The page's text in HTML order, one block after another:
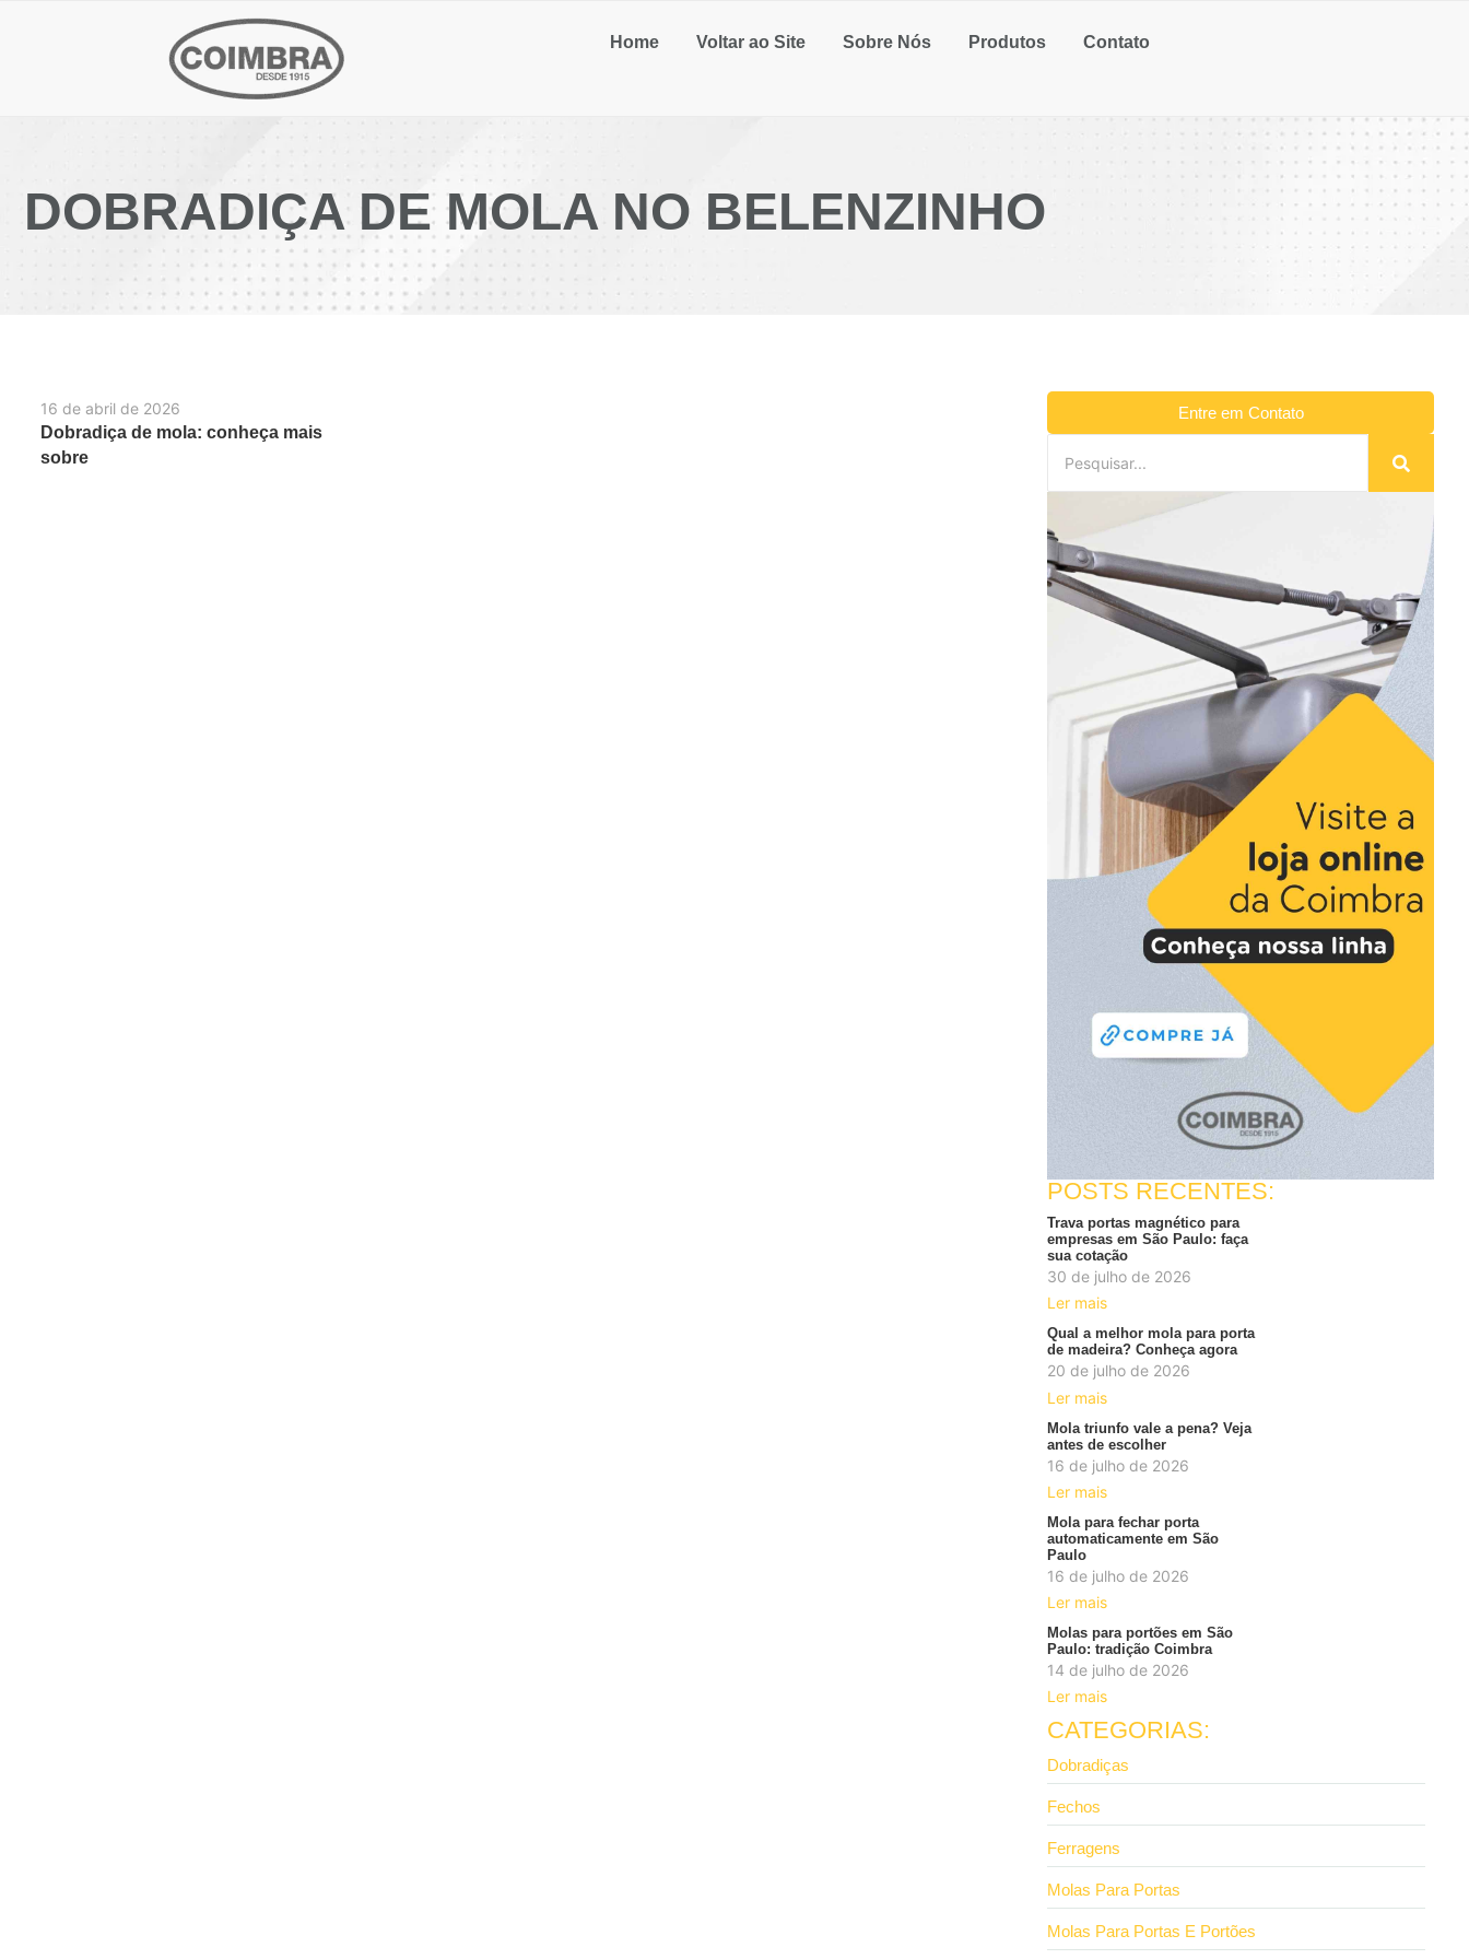
Home Voltar ao Site Sobre Nós Produtos Contato
DOBRADIÇA DE MOLA NO BELENZINHO
16 de abril de 2026
Dobradiça de mola: conheça mais
sobre
Entre em Contato
POSTS RECENTES:
Trava portas magnético para
empresas em São Paulo: faça
sua cotação
30 de julho de 2026
Ler mais
Qual a melhor mola para porta
de madeira? Conheça agora
20 de julho de 2026
Ler mais
Mola triunfo vale a pena? Veja
antes de escolher
16 de julho de 2026
Ler mais
Mola para fechar porta
automaticamente em São
Paulo
16 de julho de 2026
Ler mais
Molas para portões em São
Paulo: tradição Coimbra
14 de julho de 2026
Ler mais
CATEGORIAS:
Dobradiças
Fechos
Ferragens
Molas Para Portas
Molas Para Portas E Portões